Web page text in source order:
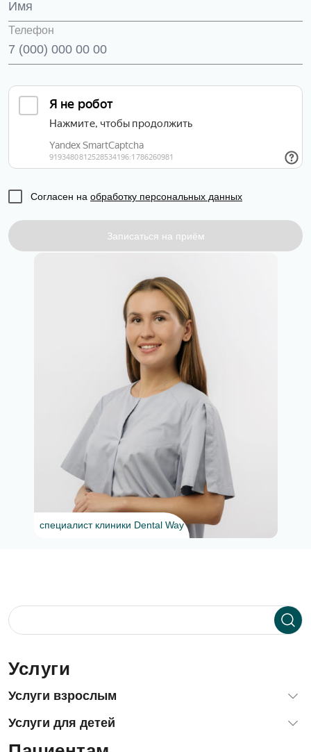
Телефон
Согласен на обработку персональных данных
Записаться на приём
специалист клиники Dental Way
Услуги
Услуги взрослым
Терапевтическая стоматология (лечение зубов)
Хирургия, удаление зубов
Услуги для детей
Лечение зубов детям и подросткам